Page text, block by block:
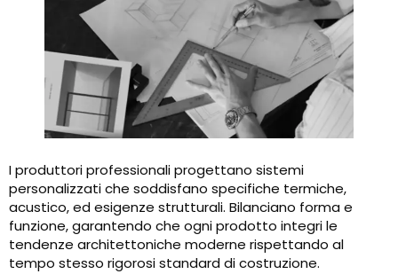
I produttori professionali progettano sistemi
personalizzati che soddisfano specifiche termiche,
acustico, ed esigenze strutturali. Bilanciano forma e
funzione, garantendo che ogni prodotto integri le
tendenze architettoniche moderne rispettando al
tempo stesso rigorosi standard di costruzione.